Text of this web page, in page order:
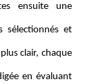
ensuite une
sélectionnés et
clair, chaque
en évaluant